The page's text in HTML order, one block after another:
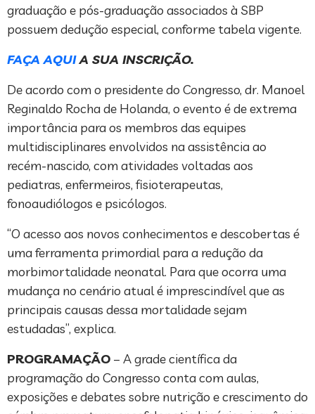
graduação e pós-graduação associados à SBP
possuem dedução especial, conforme tabela vigente.
FAÇA AQUIA SUA INSCRIÇÃO.
De acordo com o presidente do Congresso, dr. Manoel
Reginaldo Rocha de Holanda, o evento é de extrema
importância para os membros das equipes
multidisciplinares envolvidos na assistência ao
recém-nascido, com atividades voltadas aos
pediatras, enfermeiros, fisioterapeutas,
fonoaudiólogos e psicólogos.
“O acesso aos novos conhecimentos e descobertas é
uma ferramenta primordial para a redução da
morbimortalidade neonatal. Para que ocorra uma
mudança no cenário atual é imprescindível que as
principais causas dessa mortalidade sejam
estudadas”, explica.
PROGRAMAÇÃO – A grade científica da
programação do Congresso conta com aulas,
exposições e debates sobre nutrição e crescimento do